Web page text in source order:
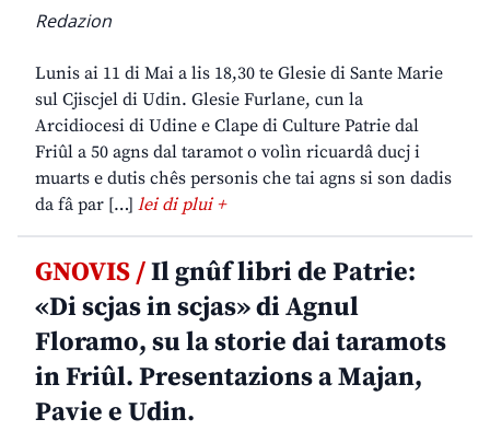
Redazion
Lunis ai 11 di Mai a lis 18,30 te Glesie di Sante Marie
sul Cjiscjel di Udin. Glesie Furlane, cun la
Arcidiocesi di Udine e Clape di Culture Patrie dal
Friûl a 50 agns dal taramot o volìn ricuardâ ducj i
muarts e dutis chês personis che tai agns si son dadis
da fâ par […] lei di plui +
GNOVIS /Il gnûf libri de Patrie:
«Di scjas in scjas» di Agnul
Floramo, su la storie dai taramots
in Friûl. Presentazions a Majan,
Pavie e Udin.